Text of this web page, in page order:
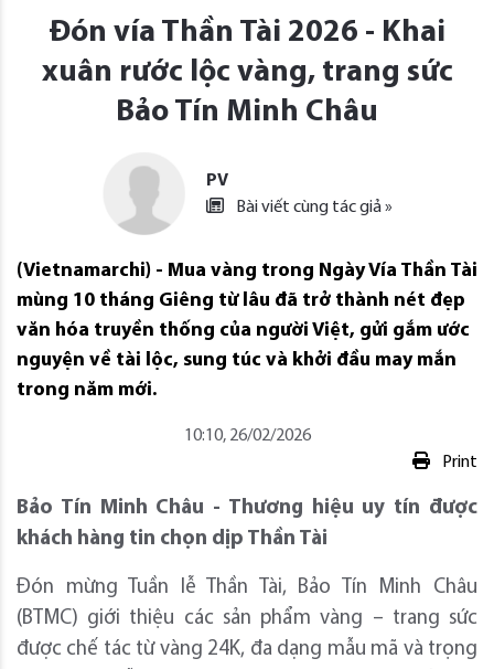
Đón vía Thần Tài 2026 - Khai
xuân rước lộc vàng, trang sức
Bảo Tín Minh Châu
PV
Bài viết cùng tác giả »
(Vietnamarchi) - Mua vàng trong Ngày Vía Thần Tài
mùng 10 tháng Giêng từ lâu đã trở thành nét đẹp
văn hóa truyền thống của người Việt, gửi gắm ước
nguyện về tài lộc, sung túc và khởi đầu may mắn
trong năm mới.
10:10, 26/02/2026
Print
Bảo Tín Minh Châu - Thương hiệu uy tín được
khách hàng tin chọn dịp Thần Tài
Đón mừng Tuần lễ Thần Tài, Bảo Tín Minh Châu
(BTMC) giới thiệu các sản phẩm vàng – trang sức
được chế tác từ vàng 24K, đa dạng mẫu mã và trọng